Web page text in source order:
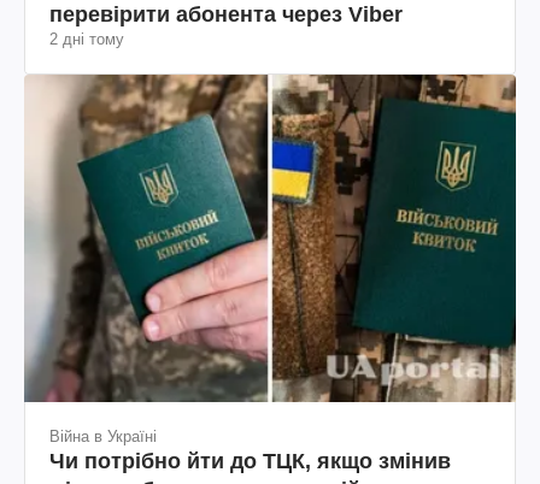
перевірити абонента через Viber
2 дні тому
Війна в Україні
Чи потрібно йти до ТЦК, якщо змінив